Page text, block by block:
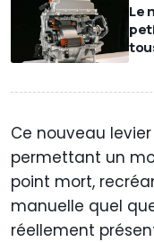
Le
Ce nouveau
permettant un
point mort,
manuelle quel
réellement